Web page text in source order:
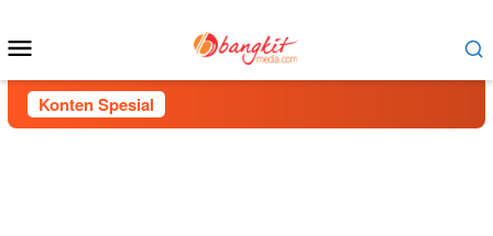
Mobile
Konten Spesial